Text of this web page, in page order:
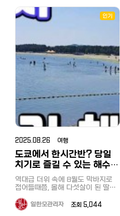
사용, 이 화면을 제시하셔도 됩니다.
계산할 때 할인쿠폰 + 여권제시하면
만엔 이상 구매시 5% 할인5만엔 이
상 구매시 7% 할인 3. 빅카메라 전
자제품 뿐 아니라 드럭스토어로도
인기 있는 일본의 '빅카메라 할인쿠
비꾸 비꾸카메라'라는 씨엠송으로
유명합니다. 가전뿐만 아니라 드럭
스토어, 잡화, 일용품까지 팔고 있어
서 원스톱 쇼핑이 가능합니다. 계열
사인 코지마, 소프맵에서도 사용 가
미지 저장 후 사용, 이 화면을 제시
+ 여권제시하면 면세처리까지 하고
계산 【할인쿠폰 혜택】 구매금액 제
한 없이 최대 7% 할인 컨텍트 렌즈,
카메라, 미용가전, 오디오, 시계, 장
남감 등 : Tax Free 10% + 최대
과자 등 : Tax Free 10% + 최대
5% 추가 할인 제공 일본 술 : Tax
파카, 양, 염소, 그리고 물가에서 뒤
뚱거리는 오리들까지! 파라다이스
밸리는 그야말로 '동물들의 천국'입
헤엄치는 모습도 볼 수 있어요. 발길
닿는 곳마다 귀여운 생명체들이 가
득해 지루할 틈이 없습니다. 왜 '홍길
동 투어'와 함께 가야 할까요? 동물
들과의 완벽한 교감: 어느 타이밍에
테랑 가이드가 딱딱 짚어드려요.
숙박이 빠지지 않았어요. 이번 겨울
추천하는 삿포로 료칸은 조잔케이
온천마을이고 가성비 료칸 소개해
습을 기대할 텐데요 삿포로 온천은
조잔케이 온천마을만 4-5번을 다녀
왔고 그 안에서 시카노유 료칸, 하나
모미지 숙박을 주로 했습니다. 그런
로 온천 즐기는 건 물론이고 마을 자
도 너무 만족했어요. 1. 삿포로 료칸
시카노유 가는법 호텔 송영버스 예
약 / 갓파라이너 예약 삿포로 시카
노유 료칸은 하나모미지와 함께 운
영되고 있어서 송영버스도 함께 이
용합니다. 료칸 예약이 끝나면 투숙
예정객은 셔틀버스 예약을 따로 해
야 하고 송영버스를 무료로 탑승할
수 있어요. 셔틀버스 예약을 놓쳤다
면 갓파라이너 예약(유료)으로 조잔
케이로 이동할 수 있어요. JR삿포로
역 &gt; 시카노유 료칸 소요시간 80
분 신치토세 공항&gt;시카노유 료칸
인기
2025.08.26 여행
도쿄에서 한시간반? 당일
치기로 즐길 수 있는 해수욕
장 요코하마 우미노코엔
（海の公園）, 핫케이지마
（八景島）
역대급 더위 속에 8월도 막바지로
접어들때쯤, 올해 다섯살이 된 딸아
지 못했다는 사실을 깨달았습니다.
그리고 바로 도쿄 당일치기 해수욕
일한모관리자 조회 5,044